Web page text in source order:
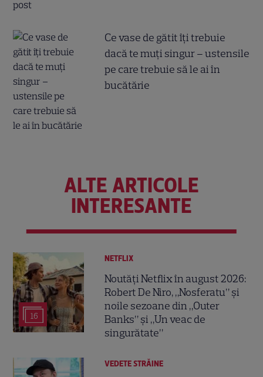
Ce vase de gătit îți trebuie
dacă te muți singur – ustensile
pe care trebuie să le ai în
bucătărie
ALTE ARTICOLE
INTERESANTE
16
NETFLIX
Noutăți Netflix în august 2026:
Robert De Niro, „Nosferatu” și
noile sezoane din „Outer
Banks” și „Un veac de
singurătate”
VEDETE STRĂINE